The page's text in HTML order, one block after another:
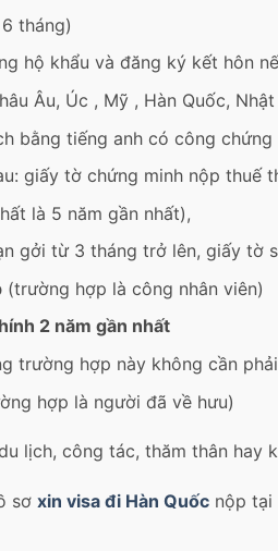
tháng)
hộ khẩu và đăng ký kết hôn
Âu, Úc , Mỹ , Hàn Quốc,
bằng tiếng anh có công chứng
giấy tờ chứng minh nộp thuế
là 5 năm gần nhất),
gởi từ 3 tháng trở lên, giấy tờ
(trường hợp là công nhân viên)
2 năm gần nhất
trường hợp này không cần
hợp là người đã về hưu)
lịch, công tác, thăm thân hay
sơxin visa đi Hàn Quốc nộp tại